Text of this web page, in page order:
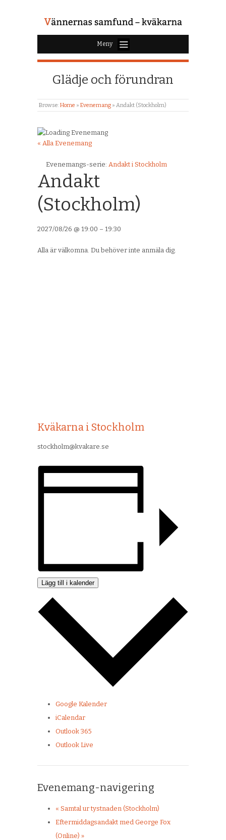
Meny
Glädje och förundran
Browse:Home » Evenemang » Andakt (Stockholm)
« Alla Evenemang
Evenemangs-serie: Andakt i Stockholm
Andakt
(Stockholm)
2027/08/26 @ 19:00 – 19:30
Alla är välkomna. Du behöver inte anmäla dig.
Kväkarna i Stockholm
stockholm@kvakare.se
Lägg till i kalender
Google Kalender
iCalendar
Outlook 365
Outlook Live
Evenemang-navigering
« Samtal ur tystnaden (Stockholm)
Eftermiddagsandakt med George Fox
(Online)»